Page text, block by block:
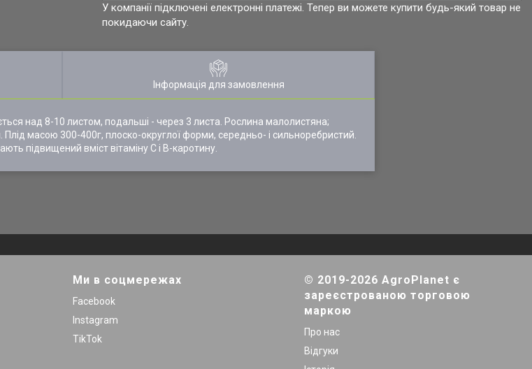
У компанії підключені електронні платежі. Тепер ви можете купити будь-який товар не
покидаючи сайту.
Інформація для замовлення
над 8-10 листом, подальші - через 3 листа. Рослина малолистяна;
масою 300-400г, плоско-округлої форми, середньо- і сильноребристий.
підвищений вміст вітаміну С і В-каротину.
Ми в соцмережах
Facebook
Instagram
TikTok
© 2019-2026 AgroPlanet є
зареєстрованою торговою
маркою
Про нас
Відгуки